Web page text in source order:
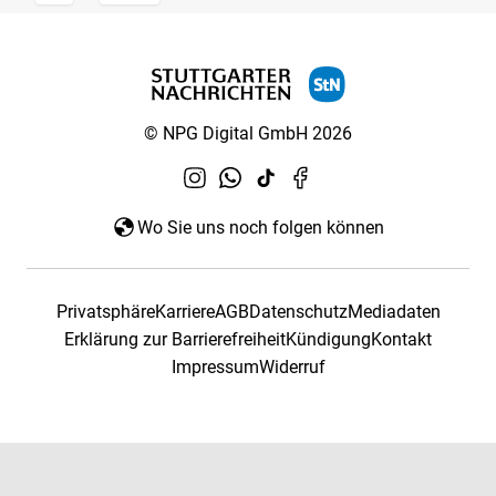
© NPG Digital GmbH 2026
Wo Sie uns noch folgen können
PrivatsphäreKarriereAGBDatenschutzMediadaten
Erklärung zur BarrierefreiheitKündigungKontakt
ImpressumWiderruf